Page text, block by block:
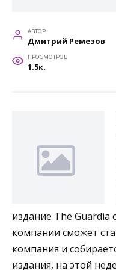
АВТОР
Дмитрий Ремезов
ПРОСМОТРОВ
1.5к.
издание The
компании сможет
компания и
издания, на этой